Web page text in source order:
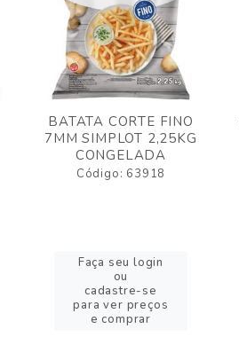
BATATA CORTE FINO
7MM SIMPLOT 2,25KG
CONGELADA
Código: 63918
Faça seu login
ou
cadastre-se
para ver preços
e comprar